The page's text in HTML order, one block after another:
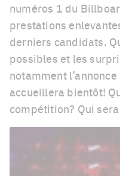
numéros 1 du
prestations
derniers candidats.
possibles et les
notamment
accueillera bientôt!
compétition? Qui